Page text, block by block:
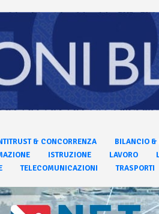
& CONCORRENZA BILANCIO &
ISTRUZIONE LAVORO
TELECOMUNICAZIONI TRASPORTI